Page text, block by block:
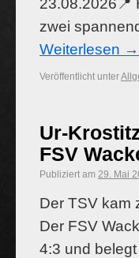
23.08.2026📍
zwei
Weiterlesen →
Veröffentlicht unter
Ur-
FSV
Publiziert am 29. Mai
Der TSV kam
Der FSV
4:3 und